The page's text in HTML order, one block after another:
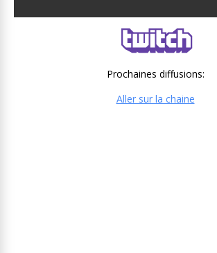
Prochaines diffusions:
Aller sur la chaine